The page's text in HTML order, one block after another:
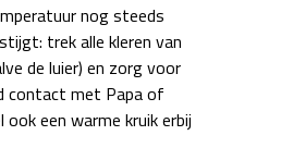
nog steeds
trek alle kleren van
de luier) en zorg voor
contact met Papa of
ook een warme kruik erbij